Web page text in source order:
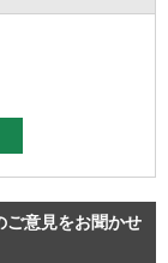
ご意見をお聞かせ